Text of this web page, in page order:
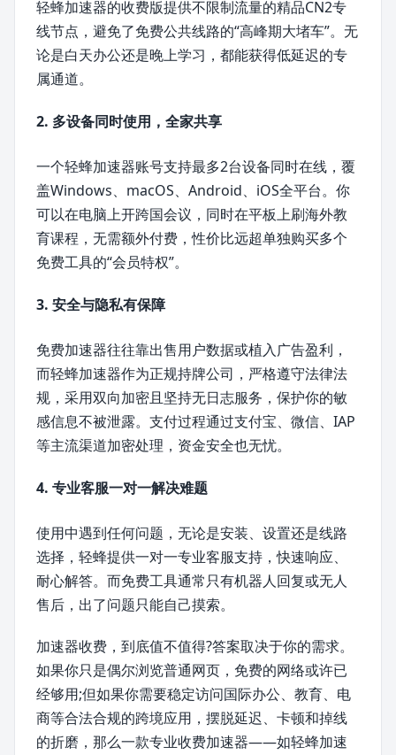
轻蜂加速器的收费版提供不限制流量的精品CN2专
线节点，避免了免费公共线路的“高峰期大堵车”。无
论是白天办公还是晚上学习，都能获得低延迟的专
属通道。
2. 多设备同时使用，全家共享
一个轻蜂加速器账号支持最多2台设备同时在线，覆
盖Windows、macOS、Android、iOS全平台。你
可以在电脑上开跨国会议，同时在平板上刷海外教
育课程，无需额外付费，性价比远超单独购买多个
免费工具的“会员特权”。
3. 安全与隐私有保障
免费加速器往往靠出售用户数据或植入广告盈利，
而轻蜂加速器作为正规持牌公司，严格遵守法律法
规，采用双向加密且坚持无日志服务，保护你的敏
感信息不被泄露。支付过程通过支付宝、微信、IAP
等主流渠道加密处理，资金安全也无忧。
4. 专业客服一对一解决难题
使用中遇到任何问题，无论是安装、设置还是线路
选择，轻蜂提供一对一专业客服支持，快速响应、
耐心解答。而免费工具通常只有机器人回复或无人
售后，出了问题只能自己摸索。
加速器收费，到底值不值得?答案取决于你的需求。
如果你只是偶尔浏览普通网页，免费的网络或许已
经够用;但如果你需要稳定访问国际办公、教育、电
商等合法合规的跨境应用，摆脱延迟、卡顿和掉线
的折磨，那么一款专业收费加速器——如轻蜂加速